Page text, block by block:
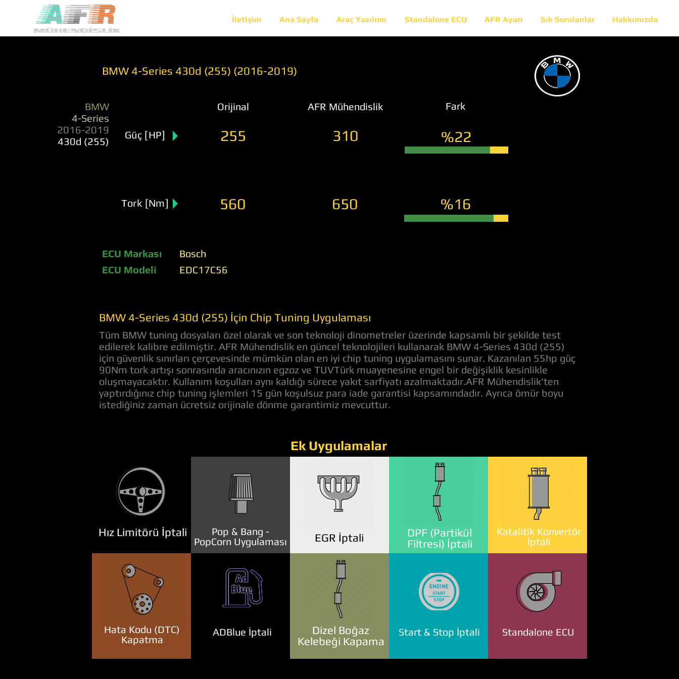
İletişim Ana Sayfa Araç Yazılımı Standalone ECU AFR Ayarı Sık Sorulanlar Hakkımızda
BMW 4-Series 430d (255) (2016-2019)
BMW
4-Series
2016-2019
430d (255)
Orijinal AFR Mühendislik Fark
Güç [HP] 255 310 %22
Tork [Nm] 560 650 %16
ECU Markası
ECU Modeli
Bosch
EDC17C56
BMW 4-Series 430d (255) İçin Chip Tuning Uygulaması
Tüm BMW tuning dosyaları özel olarak ve son teknoloji dinometreler üzerinde kapsamlı bir şekilde test
edilerek kalibre edilmiştir. AFR Mühendislik en güncel teknolojileri kullanarak BMW 4-Series 430d (255)
için güvenlik sınırları çerçevesinde mümkün olan en iyi chip tuning uygulamasını sunar. Kazanılan 55hp güç
90Nm tork artışı sonrasında aracınızın egzoz ve TUVTürk muayenesine engel bir değişiklik kesinlikle
oluşmayacaktır. Kullanım koşulları aynı kaldığı sürece yakıt sarfiyatı azalmaktadır.AFR Mühendislik'ten
yaptırdığınız chip tuning işlemleri 15 gün koşulsuz para iade garantisi kapsamındadır. Ayrıca ömür boyu
istediğiniz zaman ücretsiz orijinale dönme garantimiz mevcuttur.
Ek Uygulamalar
Hız Limitörü İptali
Pop & Bang -
PopCorn Uygulaması
DPF (Partikül
Filtresi) İptali
Katalitik Konvertör
İptali
EGR İptali
Hata Kodu (DTC)
Kapatma
ADBlue İptali
Dizel Boğaz
Kelebeği Kapama
Start & Stop İptali Standalone ECU